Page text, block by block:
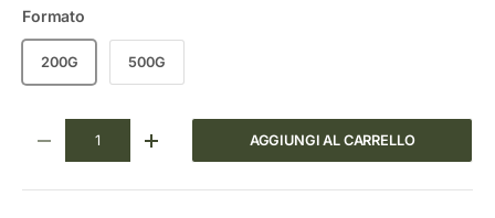
Formato
200G 500G
DIMINUIRE LA QUANTITÀAUMENTA LA QUANTITÀAGGIUNGI AL CARRELLO